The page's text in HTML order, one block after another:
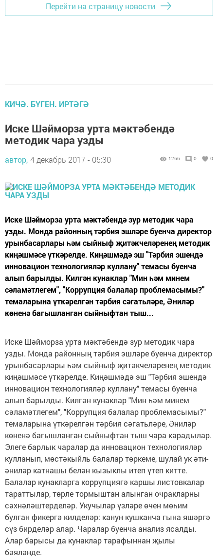
Перейти на страницу новости
КИЧӘ. БҮГЕН. ИРТӘГӘ
Иске Шәйморза урта мәктәбендә
методик чара узды
автор, 4 декабрь 2017 - 05:30 1266 0 0
Иске Шәйморза урта мәктәбендә зур методик чара
узды. Монда районның тәрбия эшләре буенча директор
урынбасарлары һәм сыйныф җитәкчеләренең методик
киңәшмәсе үткәрелде. Киңәшмәдә эш "Тәрбия эшендә
инновацион технологияләр куллану" темасы буенча
алып барылды. Килгән кунаклар "Мин һәм минем
сәламәтлегем", "Коррупция балалар проблемасымы?"
темаларына үткәрелгән тәрбия сәгатьләре, Әниләр
көненә багышланган сыйныфтан тыш...
Иске Шәйморза урта мәктәбендә зур методик чара
узды. Монда районның тәрбия эшләре буенча директор
урынбасарлары һәм сыйныф җитәкчеләренең методик
киңәшмәсе үткәрелде. Киңәшмәдә эш "Тәрбия эшендә
инновацион технологияләр куллану" темасы буенча
алып барылды. Килгән кунаклар "Мин һәм минем
сәламәтлегем", "Коррупция балалар проблемасымы?"
темаларына үткәрелгән тәрбия сәгатьләре, Әниләр
көненә багышланган сыйныфтан тыш чара карадылар.
Элеге барлык чаралар да инновацион технологияләр
кулланып, мөстәкыйль балалар төркеме, шулай ук әти-
әниләр катнашы белән кызыклы итеп үтеп китте.
Балалар кунакларга коррупциягә каршы листовкалар
тараттылар, төрле тормыштан алынган очракларны
сәхнәләштерделәр. Укучылар үзләре өчен мөһим
булган фикергә килделәр: канун кушканча гына яшәргә
сүз бирделәр алар. Чаралар буенча анализ ясалды.
Алар барысы да кунаклар тарафыннан җылы
бәяләнде.